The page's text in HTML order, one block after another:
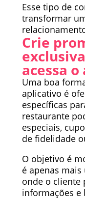
Esse tipo de
transformar
Crie
acessa o
Uma boa
aplicativo é
específicas
restaurante
especiais,
de fidelidade
O objetivo é
é apenas
onde o cliente
informações e